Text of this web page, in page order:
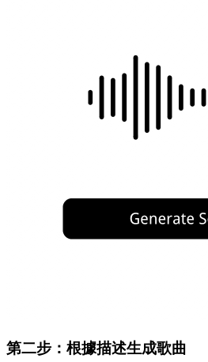
第二步：根據描述生成歌曲